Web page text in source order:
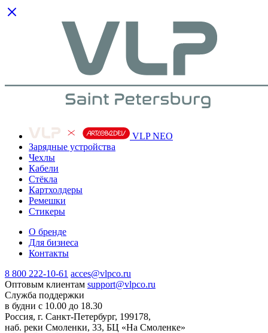
VLP NEO
Зарядные устройства
Чехлы
Кабели
Cтёкла
Картхолдеры
Ремешки
Стикеры
О бренде
Для бизнеса
Контакты
8 800 222-10-61 acces@vlpco.ru
Оптовым клиентам support@vlpco.ru
Служба поддержки
в будни с 10.00 до 18.30
Россия, г. Санкт-Петербург, 199178,
наб. реки Смоленки, 33, БЦ «На Смоленке»